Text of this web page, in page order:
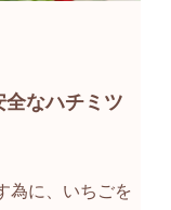
なハチミツ
為に、いちごを